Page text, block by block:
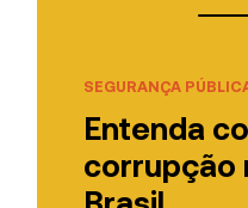
SEGURANÇA
Entenda
corrupção